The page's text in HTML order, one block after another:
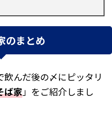
のまとめ
飲んだ後の〆にピッタリ
ば家」をご紹介しまし